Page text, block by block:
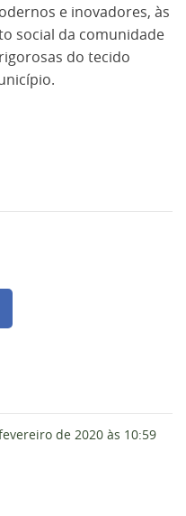
e inovadores, às
social da comunidade
do tecido
de 2020 às 10:59